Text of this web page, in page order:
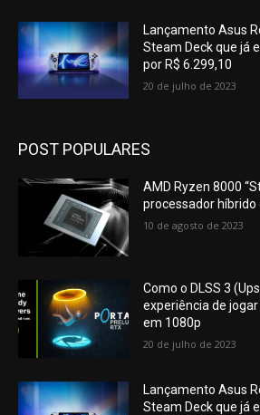
Lançamento Asus
Steam Deck que já
por R$ 6.299,10
20 de julho de 2023
POST POPULARES
AMD Ryzen 8000
processador híbrido
10 de agosto de 2023
Como o DLSS 3
experiência de
em 1080p
20 de julho de 2023
Lançamento Asus
Steam Deck que já